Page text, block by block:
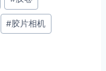
#胶片相机